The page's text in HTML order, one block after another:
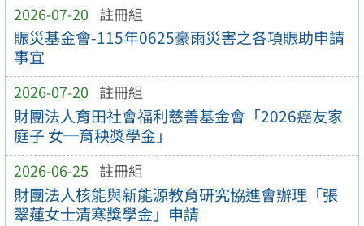
2026-07-20 註冊組
賑災基金會-115年0625豪雨災害之各項賑助申請
事宜
2026-07-20 註冊組
財團法人育田社會福利慈善基金會「2026癌友家
庭子 女─育秧獎學金」
2026-06-25 註冊組
財團法人核能與新能源教育研究協進會辦理「張
翠蓮女士清寒獎學金」申請